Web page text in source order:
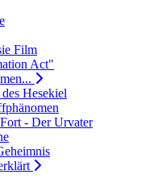
Film
Act"
Hesekiel
- Der Urvater